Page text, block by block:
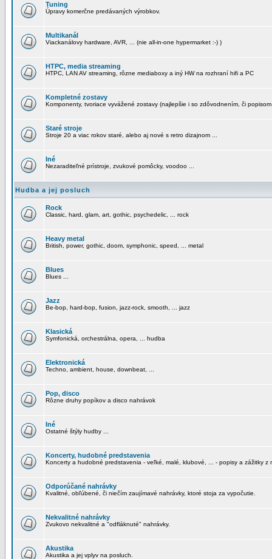
Tuning
Úpravy komerčne predávaných výrobkov.
Multikanál
Viackanálovy hardware, AVR, ... (nie all-in-one hypermarket :-) )
HTPC, media streaming
HTPC, LAN AV streaming, rôzne mediaboxy a iný HW na rozhraní hifi a PC
Kompletné zostavy
Komponenty, tvoriace vyvážené zostavy (najlepšie i so zdôvodnením, či
Staré stroje
Stroje 20 a viac rokov staré, alebo aj nové s retro dizajnom ...
Iné
Nezaraditeľné prístroje, zvukové pomôcky, voodoo ...
Hudba a jej posluch
Rock
Classic, hard, glam, art, gothic, psychedelic, ... rock
Heavy metal
British, power, gothic, doom, symphonic, speed, ... metal
Blues
Blues ...
Jazz
Be-bop, hard-bop, fusion, jazz-rock, smooth, ... jazz
Klasická
Symfonická, orchestrálna, opera, ... hudba
Elektronická
Techno, ambient, house, downbeat, ...
Pop, disco
Rôzne druhy popíkov a disco nahrávok
Iné
Ostatné štýly hudby ...
Koncerty, hudobné predstavenia
Koncerty a hudobné predstavenia - veľké, malé, klubové, ... - popisy a zážitky z
Odporúčané nahrávky
Kvalitné, obľúbené, či niečím zaujímavé nahrávky, ktoré stoja za vypočutie.
Nekvalitné nahrávky
Zvukovo nekvalitné a "odfláknuté" nahrávky.
Akustika
Akustika a jej vplyv na posluch.